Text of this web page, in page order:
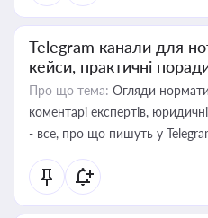
Telegram канали для
кейси, практичні
Про що тема: Огляди
коментарі експертів,
- все, про що пишуть у